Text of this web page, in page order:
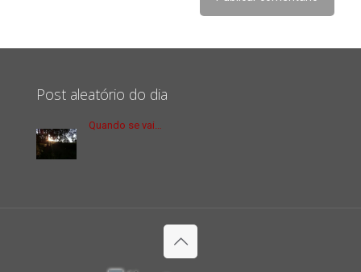
Post aleatório do dia
Quando se vai…